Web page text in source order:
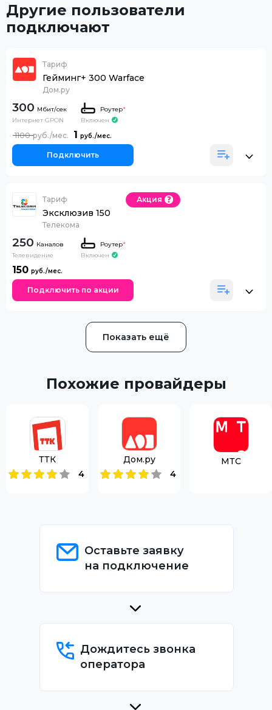
Другие пользователи
подключают
Тариф
Гейминг+ 300 Warface
Дом.ру
300
Интернет GPON
Роутер*
Включен
1
1100
Подключить
Тариф
Эксклюзив 150
Телекома
Акция
250 Каналов
Телевидение
Роутер*
Включен
150
Подключить по акции
Показать ещё
Похожие провайдеры
ТТК
4
Дом.ру
4
МТС
Оставьте заявку
на подключение
Дождитесь звонка
оператора